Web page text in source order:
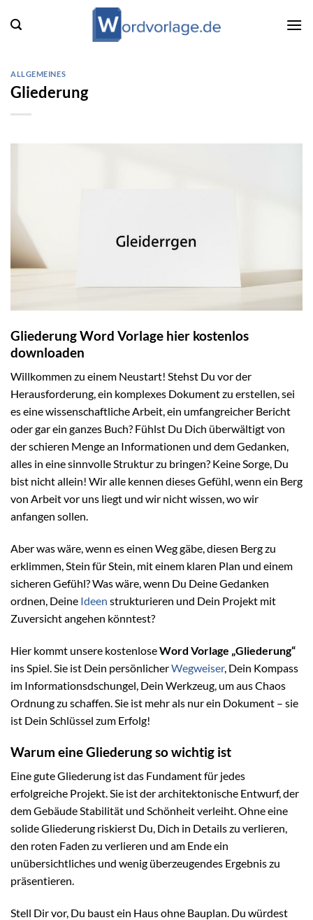
Inhalt
ALLGEMEINES
Gliederung
Gliederung Word Vorlage hier kostenlos
downloaden
Willkommen zu einem Neustart! Stehst Du vor der
Herausforderung, ein komplexes Dokument zu erstellen, sei
es eine wissenschaftliche Arbeit, ein umfangreicher Bericht
oder gar ein ganzes Buch? Fühlst Du Dich überwältigt von
der schieren Menge an Informationen und dem Gedanken,
alles in eine sinnvolle Struktur zu bringen? Keine Sorge, Du
bist nicht allein! Wir alle kennen dieses Gefühl, wenn ein Berg
von Arbeit vor uns liegt und wir nicht wissen, wo wir
anfangen sollen.
Aber was wäre, wenn es einen Weg gäbe, diesen Berg zu
erklimmen, Stein für Stein, mit einem klaren Plan und einem
sicheren Gefühl? Was wäre, wenn Du Deine Gedanken
ordnen, Deine Ideen strukturieren und Dein Projekt mit
Zuversicht angehen könntest?
Hier kommt unsere kostenloseWord Vorlage „Gliederung“
ins Spiel. Sie ist Dein persönlicherWegweiser, Dein Kompass
im Informationsdschungel, Dein Werkzeug, um aus Chaos
Ordnung zu schaffen. Sie ist mehr als nur ein Dokument – sie
ist Dein Schlüssel zum Erfolg!
Warum eine Gliederung so wichtig ist
Eine gute Gliederung ist das Fundament für jedes
erfolgreiche Projekt. Sie ist der architektonische Entwurf, der
dem Gebäude Stabilität und Schönheit verleiht. Ohne eine
solide Gliederung riskierst Du, Dich in Details zu verlieren,
den roten Faden zu verlieren und am Ende ein
unübersichtliches und wenig überzeugendes Ergebnis zu
präsentieren.
Stell Dir vor, Du baust ein Haus ohne Bauplan. Du würdest